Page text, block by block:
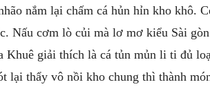
nắm lại chấm cá hủn hỉn kho khô.
Nấu cơm lò củi mà lơ mơ kiểu Sài
Khuê giải thích là cá tủn mủn li ti đủ
lại thẩy vô nồi kho chung thì thành